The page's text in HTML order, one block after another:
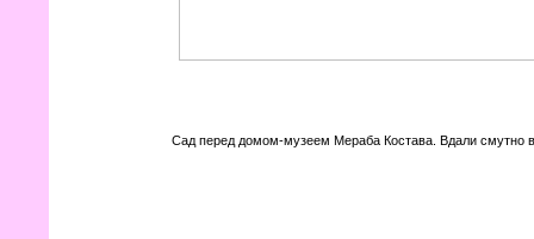
Сад перед домом-музеем Мераба Костава. Вдали смутно